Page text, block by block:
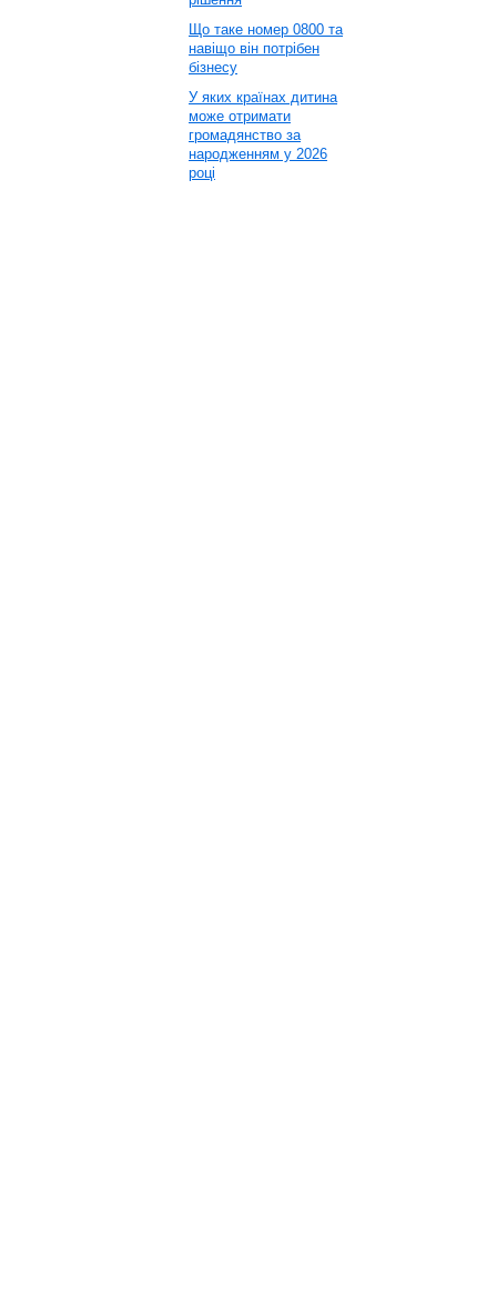
Що таке номер 0800 та
навіщо він потрібен
бізнесу
У яких країнах дитина
може отримати
громадянство за
народженням у 2026
році